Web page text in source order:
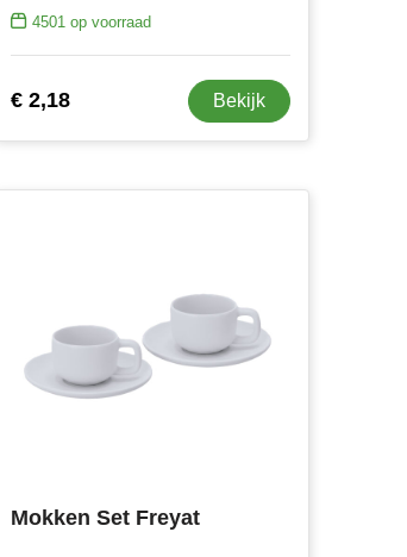
4501 op voorraad
€ 2,18 Bekijk
Mokken Set Freyat